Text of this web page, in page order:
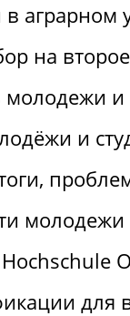
аграрном
на
и
молодежи
для